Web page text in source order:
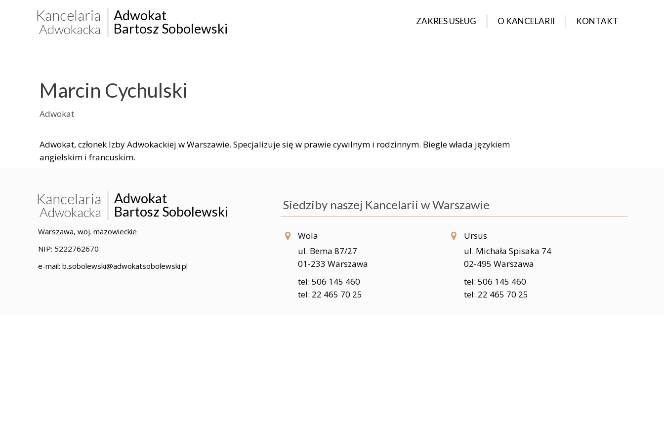
Adwokacka
Kancelaria
Adwokat
Bartosz Sobolewski
Warszawa, woj. mazowieckie
NIP: 5222762670
e-mail: b.sobolewski@adwokatsobolewski.pl
Ursus
Wola
Siedziby naszej Kancelarii w Warszawie
ul. Michała Spisaka 74
02-495 Warszawa
tel: 506 145 460
tel: 22 465 70 25
tel: 506 145 460
tel: 22 465 70 25
ul. Bema 87/27
01-233 Warszawa
Marcin Cychulski
Adwokat
Adwokat, członek Izby Adwokackiej w Warszawie. Specjalizuje się w prawie cywilnym i rodzinnym. Biegle włada językiem
angielskim i francuskim.
Adwokacka
Kancelaria
Adwokat
Bartosz Sobolewski
ZAKRES USŁUG
PRAWO KARNE
PRAWO KONKURENCJI
O KANCELARII KONTAKT